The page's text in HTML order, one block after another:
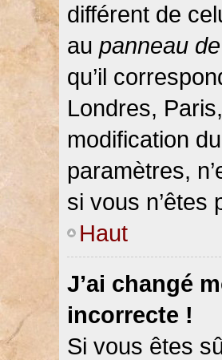
différent de
au panneau
qu’il
Londres,
modification
paramètres,
si vous n’êtes
Haut
J’ai changé
incorrecte !
Si vous êtes